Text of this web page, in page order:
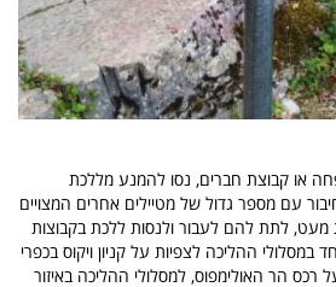
או קבוצת חברים, נסו להמנע מללכת
עם מספר גדול של מטיילים אחרים המצויים
מעט, לתת להם לעבור ולנסות ללכת בקבוצות
במסלולי ההליכה לצפיות על קניון ויקוס בכפרי
רכס הר האולימפוס, למסלולי ההליכה באיזור